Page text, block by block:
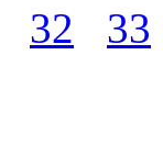
32
33